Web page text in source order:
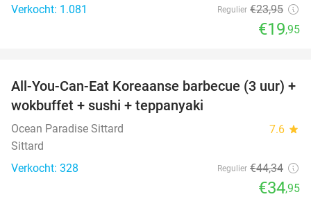
Verkocht: 1.081
Regulier €23,95
€19,95
21%
All-You-Can-Eat Koreaanse barbecue (3 uur) +
wokbuffet + sushi + teppanyaki
Ocean Paradise Sittard 7.6 star
Sittard
Verkocht: 328
Regulier €44,34
€34,95